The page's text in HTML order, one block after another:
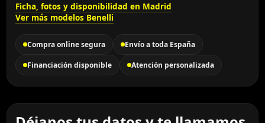
Ficha, fotos y disponibilidad en Madrid
Ver más modelos Benelli
Compra online segura Envío a toda España
Financiación disponible Atención personalizada